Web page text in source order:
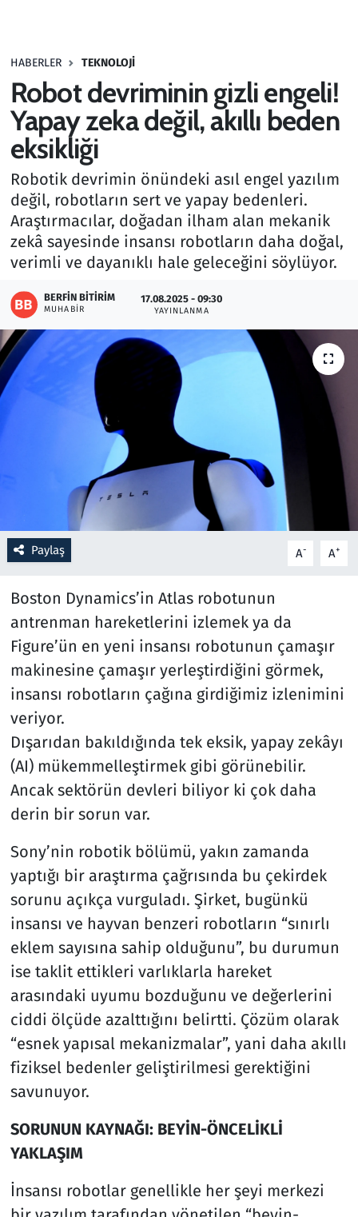
HABERLER TEKNOLOJI
Robot devriminin gizli engeli!
Yapay zeka değil, akıllı beden
eksikliği
Robotik devrimin önündeki asıl engel yazılım
değil, robotların sert ve yapay bedenleri.
Araştırmacılar, doğadan ilham alan mekanik
zekâ sayesinde insansı robotların daha doğal,
verimli ve dayanıklı hale geleceğini söylüyor.
BERFIN BITIRIM
MUHABIR
17.08.2025 - 09:30
YAYINLANMA
Paylaş A- A+
Boston Dynamics’in Atlas robotunun
antrenman hareketlerini izlemek ya da
Figure’ün en yeni insansı robotunun çamaşır
makinesine çamaşır yerleştirdiğini görmek,
insansı robotların çağına girdiğimiz izlenimini
veriyor.
Dışarıdan bakıldığında tek eksik, yapay zekâyı
(AI) mükemmelleştirmek gibi görünebilir.
Ancak sektörün devleri biliyor ki çok daha
derin bir sorun var.
Sony’nin robotik bölümü, yakın zamanda
yaptığı bir araştırma çağrısında bu çekirdek
sorunu açıkça vurguladı. Şirket, bugünkü
insansı ve hayvan benzeri robotların “sınırlı
eklem sayısına sahip olduğunu”, bu durumun
ise taklit ettikleri varlıklarla hareket
arasındaki uyumu bozduğunu ve değerlerini
ciddi ölçüde azalttığını belirtti. Çözüm olarak
“esnek yapısal mekanizmalar”, yani daha akıllı
fiziksel bedenler geliştirilmesi gerektiğini
savunuyor.
SORUNUN KAYNAĞI: BEYİN-ÖNCELİKLİ
YAKLAŞIM
İnsansı robotlar genellikle her şeyi merkezi
Haber
Kültür Sanat
Kurumsal Haberler
Lezzet Durağı
Memur ve Kamu
Otomobil
Oyun
Ramazan
Resmi İlanlar
Rüya Tabirleri
Savunma Sanayi
Seçim 2023
Spor
Teknoloji ve Bilim
Televizyon